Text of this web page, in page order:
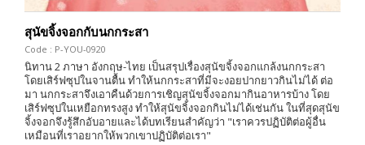
สุนัขจิ้งจอกกับนกกระสา
Code : P-YOU-0920
นิทาน 2 ภาษา อังกฤษ-ไทย เป็นสรุปเรื่องสุนัขจิ้งจอกแกล้งนกกระสา
โดยเสิร์ฟซุปในจานตื้น ทำให้นกกระสาที่มีจะงอยปากยาวกินไม่ได้ ต่อ
มา นกกระสาจึงเอาคืนด้วยการเชิญสุนัขจิ้งจอกมากินอาหารบ้าง โดย
เสิร์ฟซุปในเหยือกทรงสูง ทำให้สุนัขจิ้งจอกกินไม่ได้เช่นกัน ในที่สุดสุนัข
จิ้งจอกจึงรู้สึกอับอายและได้บทเรียนสำคัญว่า "เราควรปฏิบัติต่อผู้อื่น
เหมือนที่เราอยากให้พวกเขาปฏิบัติต่อเรา"